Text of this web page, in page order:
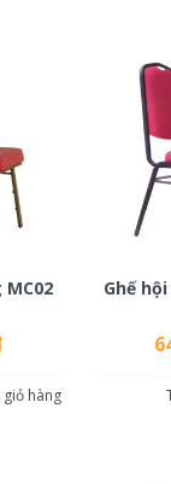
hàng
Ghế